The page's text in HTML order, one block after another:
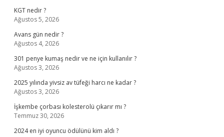
KGT nedir ?
Ağustos 5, 2026
Avans gün nedir ?
Ağustos 4, 2026
301 penye kumaş nedir ve ne için kullanılır ?
Ağustos 3, 2026
2025 yılında yivsiz av tüfeği harcı ne kadar ?
Ağustos 3, 2026
İşkembe çorbası kolesterolü çıkarır mı ?
Temmuz 30, 2026
2024 en iyi oyuncu ödülünü kim aldı ?